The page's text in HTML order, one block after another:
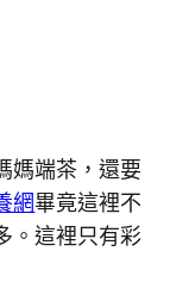
媽端茶，還要
網畢竟這裡不
。這裡只有彩